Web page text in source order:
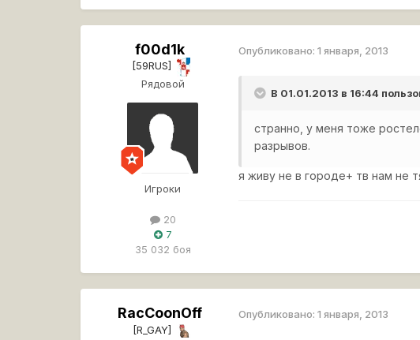
f00d1k
[59RUS]
Рядовой
Игроки
20
7
35 032 боя
Опубликовано:1 января, 2013
В 01.01.2013 в 16:44
странно, у меня тоже
разрывов.
я живу не в городе+ тв нам не
RacCoonOff
[R_GAY]
Опубликовано:1 января, 2013